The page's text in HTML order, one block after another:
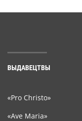
ВЫДАВЕЦТВЫ
«Pro Christo»
«Ave Maria»